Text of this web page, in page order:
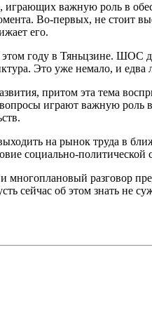
важную роль в
Во-первых, не стоит
его.
году в Тяньцзине. ШОС
Это уже немало, и едва
притом эта тема
играют важную роль
на рынок труда в
социально-политической
многоплановый разговор
сейчас об этом знать не